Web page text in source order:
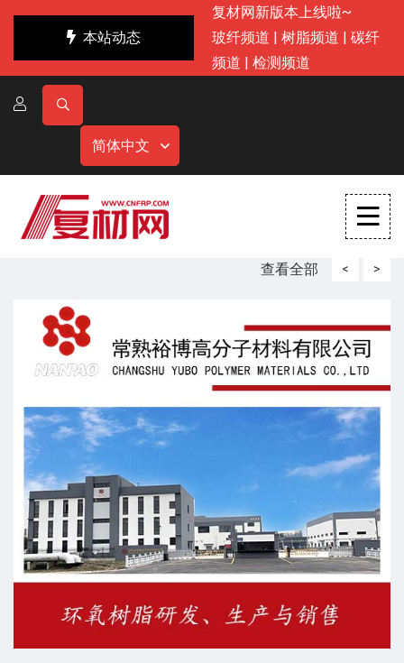
本站动态
复材网新版本上线啦~
玻纤频道 | 树脂频道 | 碳纤
频道 | 检测频道
简体中文
查看全部 < >